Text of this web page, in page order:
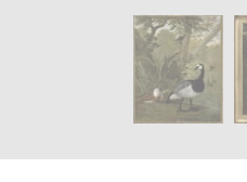
SKIP IMAGE